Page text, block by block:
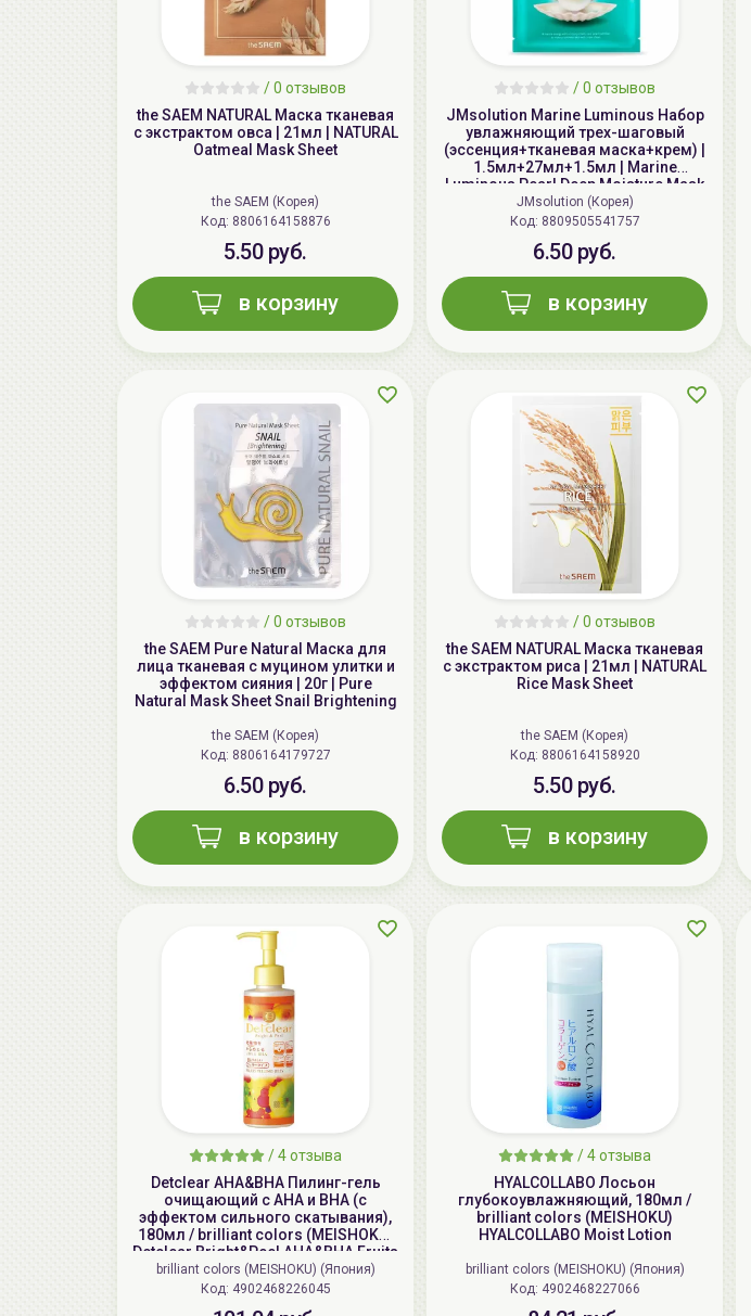
/0 отзывов
the SAEM NATURAL Маска тканевая
с экстрактом овса | 21мл | NATURAL
Oatmeal Mask Sheet
the SAEM (Корея)
Код: 8806164158876
5.50 руб.
в корзину
/0 отзывов
JMsolution Marine Luminous Набор
увлажняющий трех-шаговый
(эссенция+тканевая маска+крем) |
1.5мл+27мл+1.5мл | Marine
Luminous Pearl Deep Moisture Mask
JMsolution (Корея)
Код: 8809505541757
6.50 руб.
в корзину
/0 отзывов
the SAEM Pure Natural Маска для
лица тканевая с муцином улитки и
эффектом сияния | 20г | Pure
Natural Mask Sheet Snail Brightening
the SAEM (Корея)
Код: 8806164179727
6.50 руб.
в корзину
/0 отзывов
the SAEM NATURAL Маска тканевая
с экстрактом риса | 21мл | NATURAL
Rice Mask Sheet
the SAEM (Корея)
Код: 8806164158920
5.50 руб.
в корзину
/4 отзыва
Detclear AHA&BHA Пилинг-гель
очищающий с AHA и BHA (с
эффектом сильного скатывания),
180мл / brilliant colors (MEISHOKU)
Detclear Bright&Peel AHA&BHA Fruits
Peeling Jelly
brilliant colors (MEISHOKU) (Япония)
Код: 4902468226045
/4 отзыва
HYALCOLLABO Лосьон
глубокоувлажняющий, 180мл /
brilliant colors (MEISHOKU)
HYALCOLLABO Moist Lotion
brilliant colors (MEISHOKU) (Япония)
Код: 4902468227066